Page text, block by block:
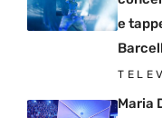
e
Maria